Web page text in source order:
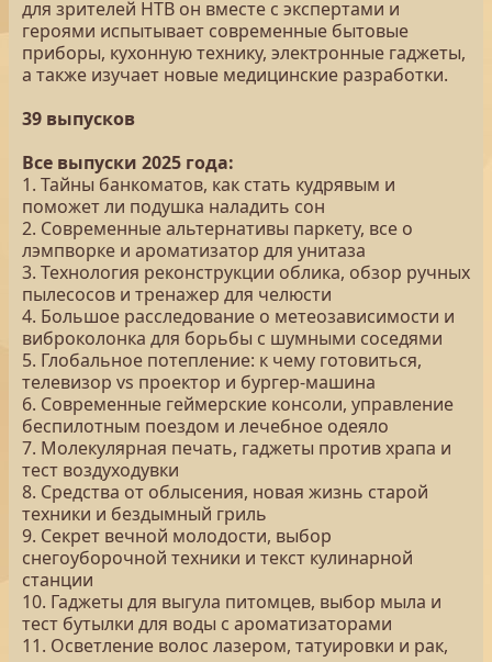
для зрителей НТВ он вместе с экспертами и
героями испытывает современные бытовые
приборы, кухонную технику, электронные гаджеты,
а также изучает новые медицинские разработки.
39 выпусков
Все выпуски 2025 года:
1. Тайны банкоматов, как стать кудрявым и
поможет ли подушка наладить сон
2. Современные альтернативы паркету, все о
лэмпворке и ароматизатор для унитаза
3. Технология реконструкции облика, обзор ручных
пылесосов и тренажер для челюсти
4. Большое расследование о метеозависимости и
виброколонка для борьбы с шумными соседями
5. Глобальное потепление: к чему готовиться,
телевизор vs проектор и бургер-машина
6. Современные геймерские консоли, управление
беспилотным поездом и лечебное одеяло
7. Молекулярная печать, гаджеты против храпа и
тест воздуходувки
8. Средства от облысения, новая жизнь старой
техники и бездымный гриль
9. Секрет вечной молодости, выбор
снегоуборочной техники и текст кулинарной
станции
10. Гаджеты для выгула питомцев, выбор мыла и
тест бутылки для воды с ароматизаторами
11. Осветление волос лазером, татуировки и рак,